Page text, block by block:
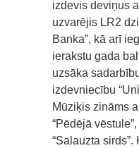
izdevis deviņus
uzvarējis LR2
Banka”, kā arī
ierakstu gada
uzsāka
izdevniecību
Mūziķis zināms
“Pēdējā
“Salauzta